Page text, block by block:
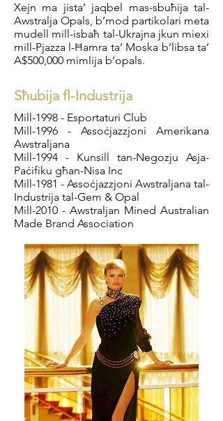
Xejn ma jista’ jaqbel mas-sbuħija tal-
Awstralja Opals, b’mod partikolari meta
mudell mill-isbaħ tal-Ukrajna jkun miexi
mill-Pjazza l-Ħamra ta’ Moska b’libsa ta’
A$500,000 mimlija b’opals.
Sħubija fl-Industrija
Mill-1998 - Esportaturi Club
Mill-1996 - Assoċjazzjoni Amerikana
Awstraljana
Mill-1994 - Kunsill tan-Negozju Asja-
Paċifiku għan-Nisa Inc
Mill-1981 - Assoċjazzjoni Awstraljana tal-
Industrija tal-Gem & Opal
Mill-2010 - Awstraljan Mined Australian
Made Brand Association